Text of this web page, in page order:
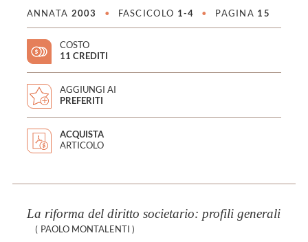
ANNATA 2003 • FASCICOLO 1-4 • PAGINA 15
COSTO
11 CREDITI
AGGIUNGI AI
PREFERITI
ACQUISTA
ARTICOLO
La riforma del diritto societario: profili generali
( PAOLO MONTALENTI )